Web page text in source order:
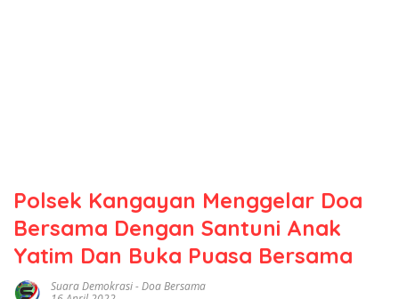
Polsek Kangayan Menggelar Doa
Bersama Dengan Santuni Anak
Yatim Dan Buka Puasa Bersama
Suara Demokrasi-Doa Bersama